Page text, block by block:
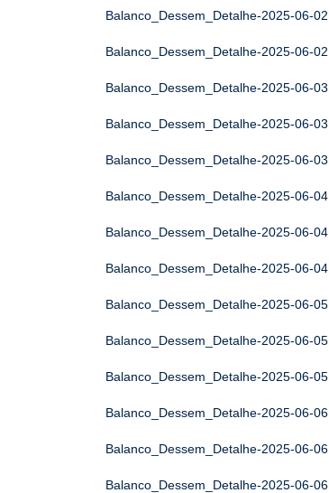
Balanco_Dessem_Detalhe-2025-06-02
Balanco_Dessem_Detalhe-2025-06-02
Balanco_Dessem_Detalhe-2025-06-03
Balanco_Dessem_Detalhe-2025-06-03
Balanco_Dessem_Detalhe-2025-06-03
Balanco_Dessem_Detalhe-2025-06-04
Balanco_Dessem_Detalhe-2025-06-04
Balanco_Dessem_Detalhe-2025-06-04
Balanco_Dessem_Detalhe-2025-06-05
Balanco_Dessem_Detalhe-2025-06-05
Balanco_Dessem_Detalhe-2025-06-05
Balanco_Dessem_Detalhe-2025-06-06
Balanco_Dessem_Detalhe-2025-06-06
Balanco_Dessem_Detalhe-2025-06-06